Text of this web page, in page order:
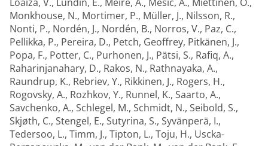
Monkhouse, N., Mortimer, P., Müller, J., Nilsson, R.,
Nonti, P., Nordén, J., Nordén, B., Norros, V., Paz, C.,
Pellikka, P., Pereira, D., Petch, Geoffrey, Pitkänen, J.,
Popa, F., Potter, C., Purhonen, J., Pätsi, S., Rafiq, A.,
Raharinjanahary, D., Rakos, N., Rathnayaka, A.,
Raundrup, K., Rebriev, Y., Rikkinen, J., Rogers, H.,
Rogovsky, A., Rozhkov, Y., Runnel, K., Saarto, A.,
Savchenko, A., Schlegel, M., Schmidt, N., Seibold, S.,
Skjøth, C., Stengel, E., Sutyrina, S., Syvänperä, I.,
Tedersoo, L., Timm, J., Tipton, L., Toju, H., Uscka-